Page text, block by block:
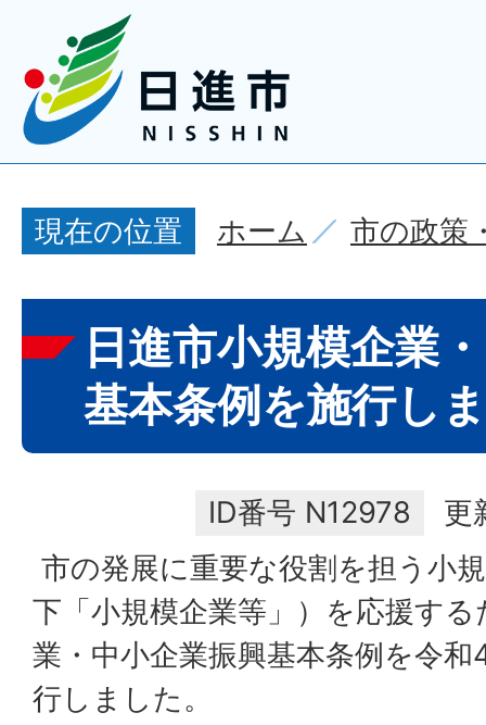
現在の位置 ホーム 市の政策
日進市小規模企業
基本条例を施行し
ID番号 N12978
更
市の発展に重要な役割を担う小
下「小規模企業等」）を応援す
業・中小企業振興基本条例を令
行しました。